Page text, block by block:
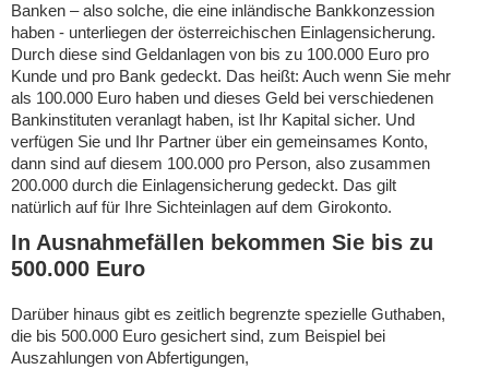
Banken – also solche, die eine inländische Bankkonzession
haben - unterliegen der österreichischen Einlagensicherung.
Durch diese sind Geldanlagen von bis zu 100.000 Euro pro
Kunde und pro Bank gedeckt. Das heißt: Auch wenn Sie mehr
als 100.000 Euro haben und dieses Geld bei verschiedenen
Bankinstituten veranlagt haben, ist Ihr Kapital sicher. Und
verfügen Sie und Ihr Partner über ein gemeinsames Konto,
dann sind auf diesem 100.000 pro Person, also zusammen
200.000 durch die Einlagensicherung gedeckt. Das gilt
natürlich auf für Ihre Sichteinlagen auf dem Girokonto.
In Ausnahmefällen bekommen Sie bis zu
500.000 Euro
Darüber hinaus gibt es zeitlich begrenzte spezielle Guthaben,
die bis 500.000 Euro gesichert sind, zum Beispiel bei
Auszahlungen von Abfertigungen,